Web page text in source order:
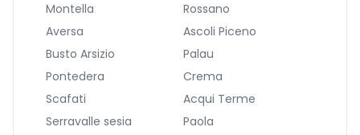
Montella
Rossano
Aversa
Ascoli Piceno
Busto Arsizio
Palau
Pontedera
Crema
Scafati
Acqui Terme
Serravalle sesia
Paola